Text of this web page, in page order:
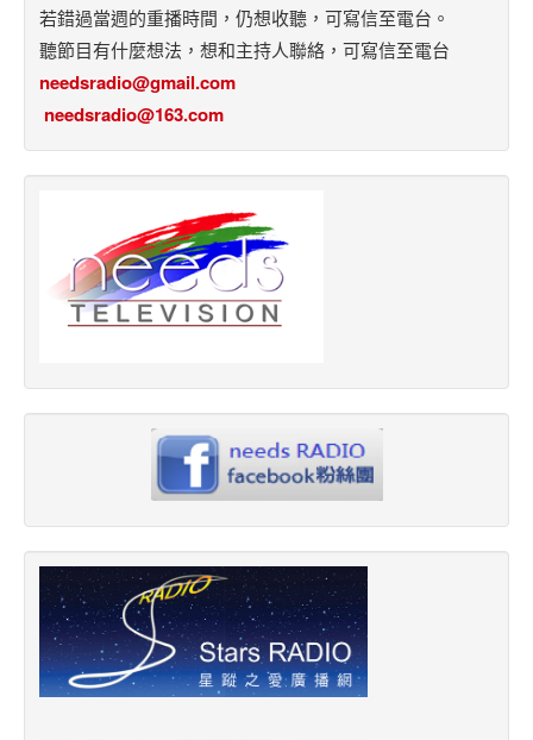
若錯過當週的重播時間，仍想收聽，可寫信至電台。
聽節目有什麼想法，想和主持人聯絡，可寫信至電台
needsradio@gmail.com
needsradio@163.com